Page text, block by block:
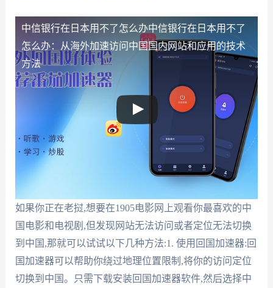
中信银行在日本用不了怎么办中信银行在日本用不了
怎么办：从海外加速访问中国国内网站和应用的技术
方法
如果你正在老挝,想要在1905电影网上观看你最喜欢的中
国电影和电视剧,但发现网站无法访问或者定位无法切换
到中国,那就可以试试以下几种方法:1. 使用回国加速器:回
国加速器可以帮助你绕过地理位置限制,将你的访问定位
切换到中国。只需下载安装回国加速器软件,然后选择中